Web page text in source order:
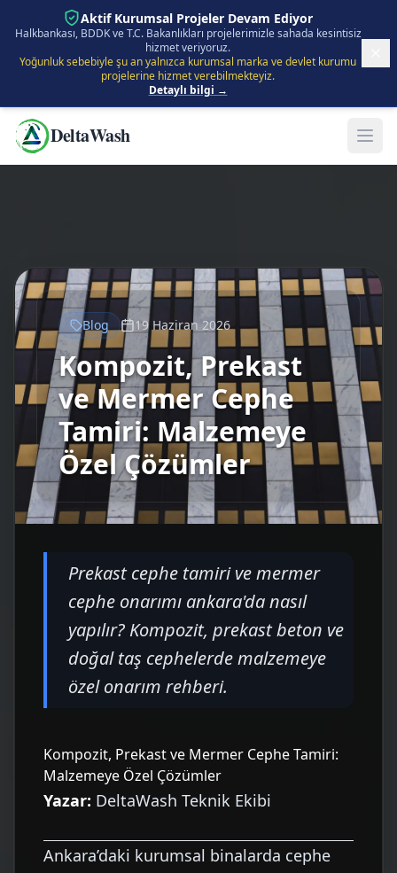
İçeriğe Atla Aktif Kurumsal Projeler Devam Ediyor
Halkbankası, BDDK ve T.C. Bakanlıkları projelerimizle sahada kesintisiz
hizmet veriyoruz.
Yoğunluk sebebiyle şu an yalnızca kurumsal marka ve devlet kurumu
projelerine hizmet verebilmekteyiz.
Detaylı bilgi →
DeltaWash
Blog 19 Haziran 2026
Kompozit, Prekast
ve Mermer Cephe
Tamiri: Malzemeye
Özel Çözümler
Prekast cephe tamiri ve mermer
cephe onarımı ankara'da nasıl
yapılır? Kompozit, prekast beton ve
doğal taş cephelerde malzemeye
özel onarım rehberi.
Kompozit, Prekast ve Mermer Cephe Tamiri:
Malzemeye Özel Çözümler
Yazar: DeltaWash Teknik Ekibi
Ankara’daki kurumsal binalarda cephe